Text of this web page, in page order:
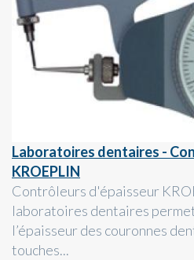
Laboratoires dentaires -
KROEPLIN
Contrôleurs d'épaisseur
laboratoires dentaires
l’épaisseur des couronnes
touches...